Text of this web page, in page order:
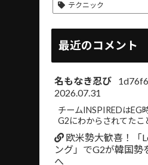
テクニック
最近のコメント
名もなき忍び
2026.07.31
チームINSPIREDはEG
G2にわからされてたこ
欧米勢大歓喜！「
ング」でG2が韓国
へ